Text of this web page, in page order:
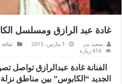
غادة عبد الرازق ومسلسل
سعيد بدر 1 مارس، 2015
416 زيارة
الفنانة غادة عبدالرازق تواصل
الجديد “الكابوس” بين مناطق